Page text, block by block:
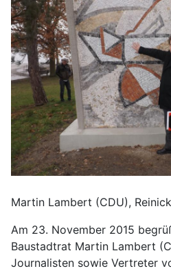
Martin Lambert (CDU),
Am 23. November 2015
Baustadtrat Martin Lambert
Journalisten sowie Vertreter